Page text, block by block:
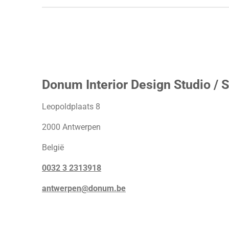
Donum Interior Design Studio /
Leopoldplaats 8
2000 Antwerpen
België
0032 3 2313918
antwerpen@donum.be